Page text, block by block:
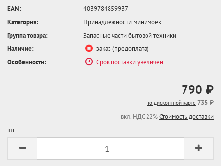
EAN:
4039784859937
Категория:
Принадлежности минимоек
Группа товара:
Запасные части бытовой техники
Наличие:
заказ (предоплата)
Особенности:
Срок поставки увеличен
790 ₽
по дисконтной карте 735 ₽
вкл. НДС 22%Стоимость доставки
шт: